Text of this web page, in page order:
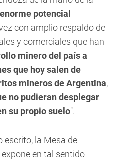
potencial
con amplio respaldo de
y comerciales que han
minero del país a
que hoy salen de
mineros de Argentina,
no pudieran desplegar
su propio suelo".
escrito, la Mesa de
en tal sentido